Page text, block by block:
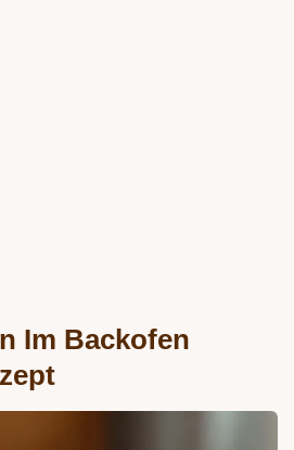
Im Backofen